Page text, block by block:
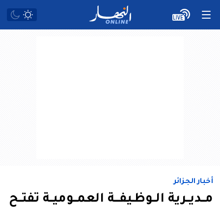
أخبار الجزائر
مــديــرية الــوظـيفـــة العمــوميــة تفتــح